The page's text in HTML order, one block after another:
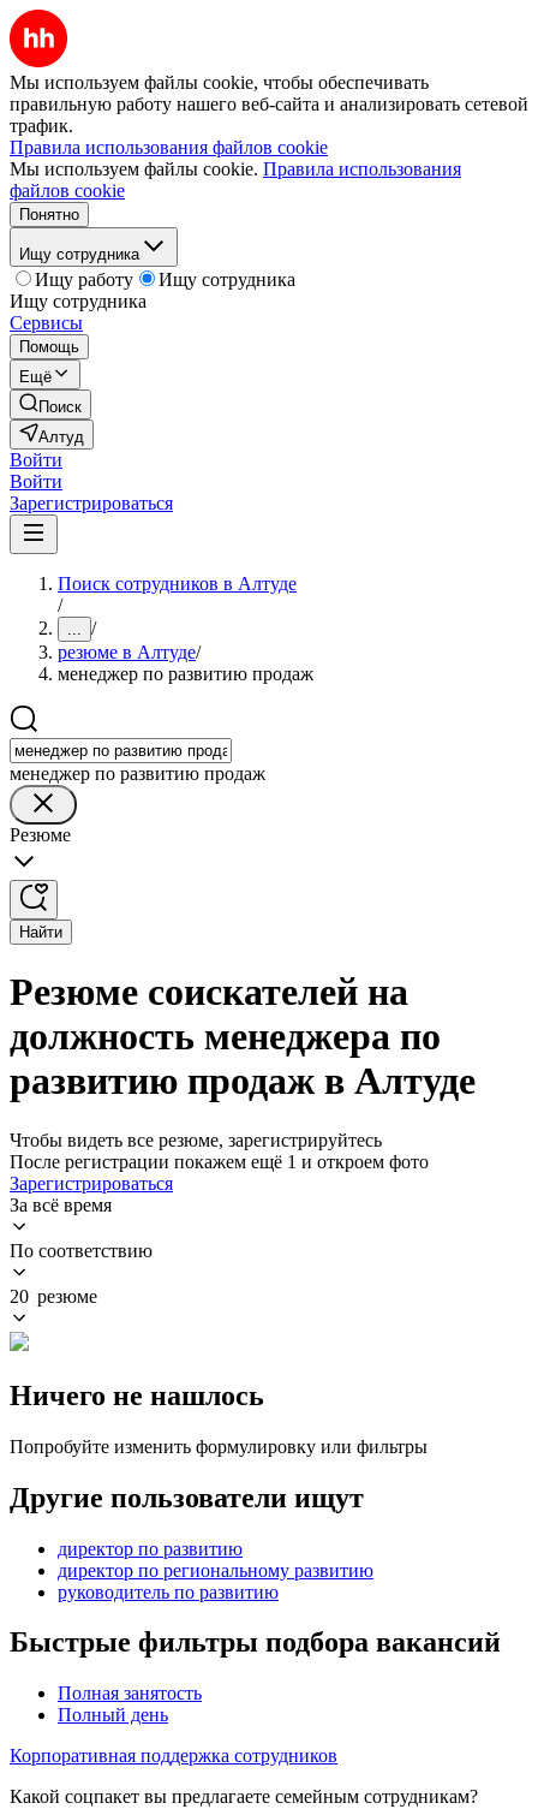
Мы используем файлы cookie, чтобы обеспечивать
правильную работу нашего веб-сайта и анализировать сетевой
трафик.
Правила использования файлов cookie
Мы используем файлы cookie. Правила использования
файлов cookie
Понятно
Ищу сотрудника
Ищу работу
Ищу сотрудника
Ищу сотрудника
Сервисы
Помощь
Ещё
Поиск
Алтуд
Войти
Войти
Зарегистрироваться
Поиск сотрудников в Алтуде
/
... /
резюме в Алтуде/
менеджер по развитию продаж
менеджер по развитию продаж
Резюме
Найти
Резюме соискателей на
должность менеджера по
развитию продаж в Алтуде
Чтобы видеть все резюме, зарегистрируйтесь
После регистрации покажем ещё 1 и откроем фото
Зарегистрироваться
За всё время
По соответствию
20 резюме
Ничего не нашлось
Попробуйте изменить формулировку или фильтры
Другие пользователи ищут
директор по развитию
директор по региональному развитию
руководитель по развитию
Быстрые фильтры подбора вакансий
Полная занятость
Полный день
Корпоративная поддержка сотрудников
Какой соцпакет вы предлагаете семейным сотрудникам?